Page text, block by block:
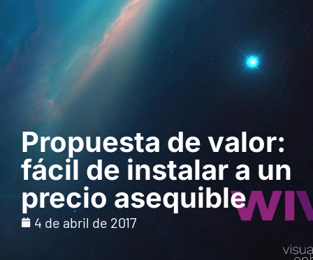
Solicita una demo
Propuesta de valor:
fácil de instalar a un
precio asequible
4 de abril de 2017